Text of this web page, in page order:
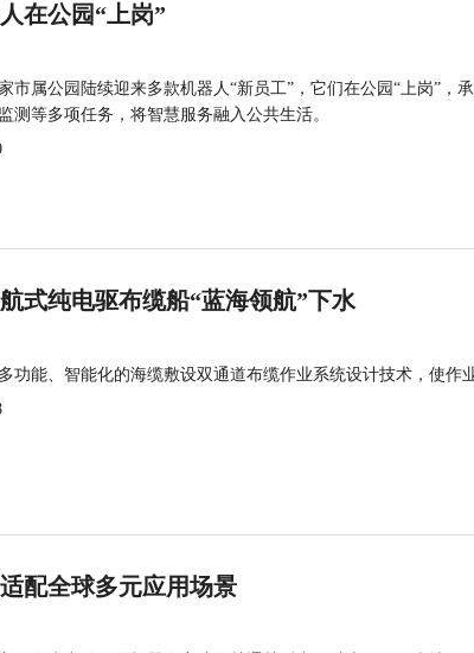
在公园“上岗”
市属公园陆续迎来多款机器人“新员工”，它们在公园“上岗”，
测等多项任务，将智慧服务融入公共生活。
式纯电驱布缆船“蓝海领航”下水
功能、智能化的海缆敷设双通道布缆作业系统设计技术，使作
配全球多元应用场景